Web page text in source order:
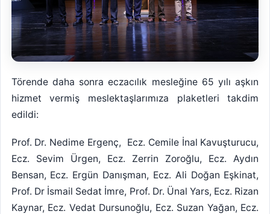
Törende daha sonra eczacılık mesleğine 65 yılı aşkın
hizmet vermiş meslektaşlarımıza plaketleri takdim
edildi:
Prof. Dr. Nedime Ergenç, Ecz. Cemile İnal Kavuşturucu,
Ecz. Sevim Ürgen, Ecz. Zerrin Zoroğlu, Ecz. Aydın
Bensan, Ecz. Ergün Danışman, Ecz. Ali Doğan Eşkinat,
Prof. Dr İsmail Sedat İmre, Prof. Dr. Ünal Yars, Ecz. Rizan
Kaynar, Ecz. Vedat Dursunoğlu, Ecz. Suzan Yağan, Ecz.